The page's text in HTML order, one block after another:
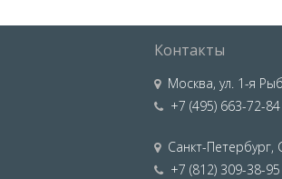
Контакты
Москва,ул. 1-я
+7 (495) 663-72-84
Санкт-Петербург,
+7 (812) 309-38-95